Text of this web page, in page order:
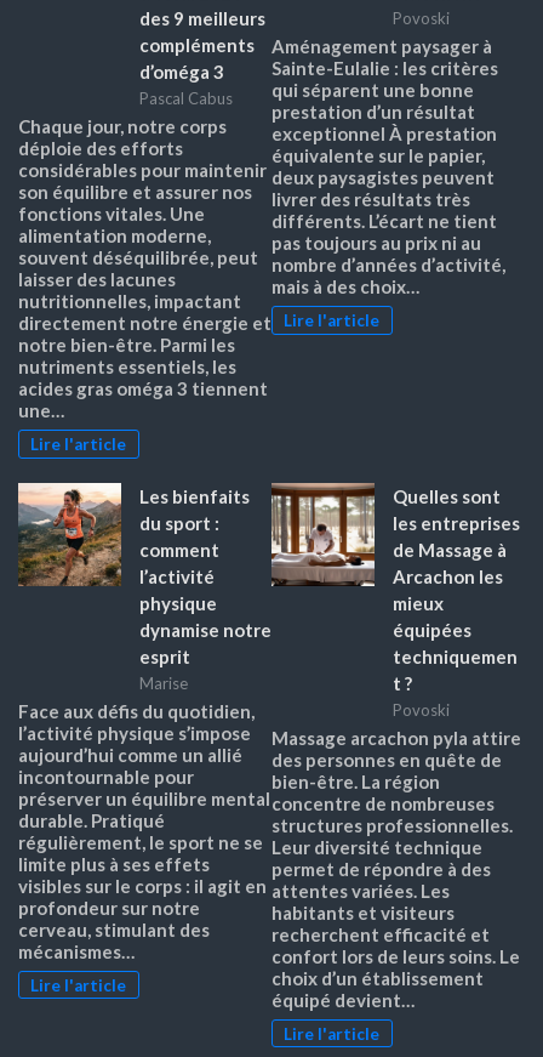
des 9 meilleurs
compléments
d’oméga 3
Pascal Cabus
Chaque jour, notre corps
déploie des efforts
considérables pour maintenir
son équilibre et assurer nos
fonctions vitales. Une
alimentation moderne,
souvent déséquilibrée, peut
laisser des lacunes
nutritionnelles, impactant
directement notre énergie et
notre bien-être. Parmi les
nutriments essentiels, les
acides gras oméga 3 tiennent
une…
Lire l'article
Povoski
Aménagement paysager à
Sainte-Eulalie : les critères
qui séparent une bonne
prestation d’un résultat
exceptionnel À prestation
équivalente sur le papier,
deux paysagistes peuvent
livrer des résultats très
différents. L’écart ne tient
pas toujours au prix ni au
nombre d’années d’activité,
mais à des choix…
Lire l'article
Les bienfaits
du sport :
comment
l’activité
physique
dynamise notre
esprit
Marise
Face aux défis du quotidien,
l’activité physique s’impose
aujourd’hui comme un allié
incontournable pour
préserver un équilibre mental
durable. Pratiqué
régulièrement, le sport ne se
limite plus à ses effets
visibles sur le corps : il agit en
profondeur sur notre
cerveau, stimulant des
mécanismes…
Lire l'article
Quelles sont
les entreprises
de Massage à
Arcachon les
mieux
équipées
techniquemen
t ?
Povoski
Massage arcachon pyla attire
des personnes en quête de
bien-être. La région
concentre de nombreuses
structures professionnelles.
Leur diversité technique
permet de répondre à des
attentes variées. Les
habitants et visiteurs
recherchent efficacité et
confort lors de leurs soins. Le
choix d’un établissement
équipé devient…
Lire l'article